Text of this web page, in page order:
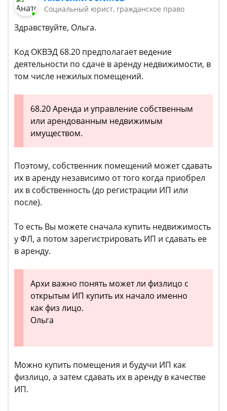
Социальный юрист, гражданское право
Здравствуйте, Ольга.
Код ОКВЭД 68.20 предполагает ведение
деятельности по сдаче в аренду недвижимости, в
том числе нежилых помещений.
68.20 Аренда и управление собственным
или арендованным недвижимым
имуществом.
Поэтому, собственник помещений может сдавать
их в аренду независимо от того когда приобрел
их в собственность (до регистрации ИП или
после).
То есть Вы можете сначала купить недвижимость
у ФЛ, а потом зарегистрировать ИП и сдавать ее
в аренду.
Архи важно понять может ли физлицо с
открытым ИП купить их начало именно
как физ лицо.
Ольга
Можно купить помещения и будучи ИП как
физлицо, а затем сдавать их в аренду в качестве
ИП.